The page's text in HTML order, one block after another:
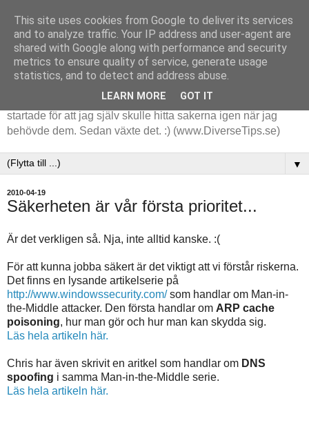
Tips och tankar kring de saker jag stöter på i arbetet. Det
startade för att jag själv skulle hitta sakerna igen när jag
behövde dem. Sedan växte det. :) (www.DiverseTips.se)
▼
2010-04-19
Säkerheten är vår första prioritet...
Är det verkligen så. Nja, inte alltid kanske. :(
För att kunna jobba säkert är det viktigt att vi förstår riskerna.
Det finns en lysande artikelserie på
http://www.windowssecurity.com/som handlar om Man-in-
the-Middle attacker. Den första handlar om ARP cache
poisoning, hur man gör och hur man kan skydda sig.
Läs hela artikeln här.
Chris har även skrivit en aritkel som handlar om DNS
spoofing i samma Man-in-the-Middle serie.
Läs hela artikeln här.
This site uses cookies from Google to deliver its services
and to analyze traffic. Your IP address and user-agent are
shared with Google along with performance and security
metrics to ensure quality of service, generate usage
statistics, and to detect and address abuse.
LEARN MORE GOT IT